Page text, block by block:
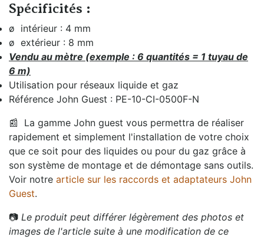
Spécificités :
ø intérieur : 4 mm
ø extérieur : 8 mm
Vendu au mètre (exemple : 6 quantités = 1 tuyau de
6 m)
Utilisation pour réseaux liquide et gaz
Référence John Guest : PE-10-CI-0500F-N
📰 La gamme John guest vous permettra de réaliser
rapidement et simplement l'installation de votre choix
que ce soit pour des liquides ou pour du gaz grâce à
son système de montage et de démontage sans outils.
Voir notre article sur les raccords et adaptateurs John
Guest.
📷 Le produit peut différer légèrement des photos et
images de l'article suite à une modification de ce